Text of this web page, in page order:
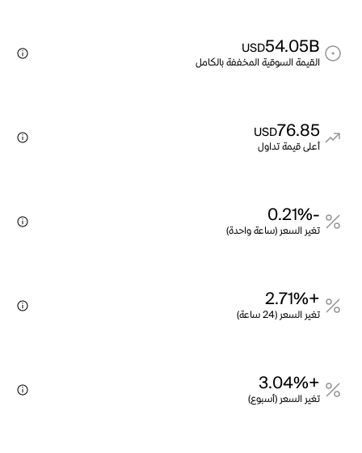
54.05B
USD
القيمة السوقية المخففة بالكامل
76.85
USD
أعلى قيمة تداول
-0.21%
تغير السعر (ساعة واحدة)
+2.71%
تغير السعر (24 ساعة)
+3.04%
تغير السعر (أسبوع)